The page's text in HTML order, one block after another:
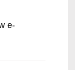
e-